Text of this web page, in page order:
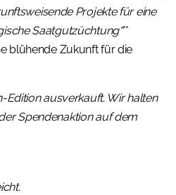
Projekte für eine
Saatgutzüchtung“**
blühende Zukunft für die
Edition ausverkauft. Wir halten
Spendenaktion auf dem